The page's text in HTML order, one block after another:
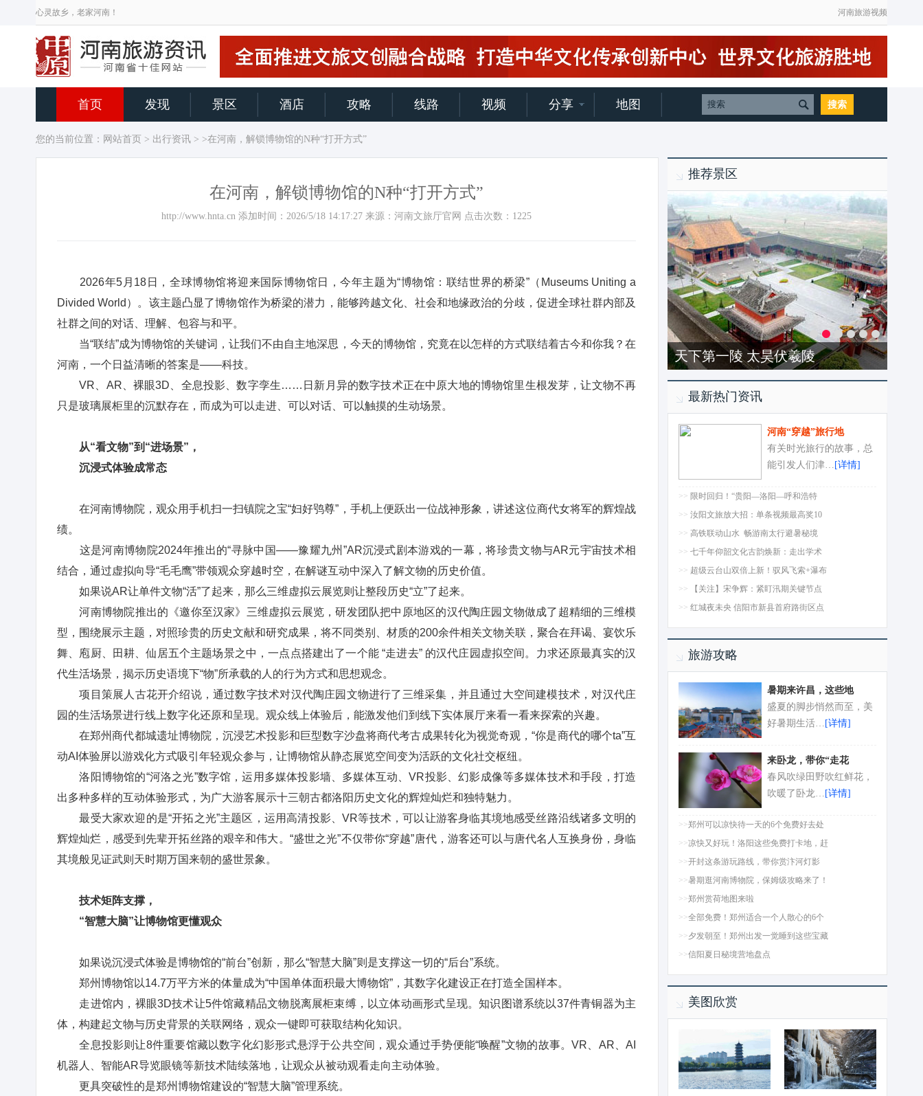
心灵故乡，老家河南！ 河南旅游视频
首页 发现 景区 酒店 攻略 线路 视频 分享 地图
您的当前位置： 网站首页 > 出行资讯 > >在河南，解锁博物馆的N种“打开方式”
在河南，解锁博物馆的N种“打开方式”
http://www.hnta.cn 添加时间：2026/5/18 14:17:27 来源：河南文旅厅官网 点击次数： 1225
2026年5月18日，全球博物馆将迎来国际博物馆日，今年主题为“博物馆：联结世界的桥梁”（Museums Uniting a
Divided World）。该主题凸显了博物馆作为桥梁的潜力，能够跨越文化、社会和地缘政治的分歧，促进全球社群内部及
社群之间的对话、理解、包容与和平。
当“联结”成为博物馆的关键词，让我们不由自主地深思，今天的博物馆，究竟在以怎样的方式联结着古今和你我？在
河南，一个日益清晰的答案是——科技。
VR、AR、裸眼3D、全息投影、数字孪生……日新月异的数字技术正在中原大地的博物馆里生根发芽，让文物不再
只是玻璃展柜里的沉默存在，而成为可以走进、可以对话、可以触摸的生动场景。
从“看文物”到“进场景”，
沉浸式体验成常态
在河南博物院，观众用手机扫一扫镇院之宝“妇好鸮尊”，手机上便跃出一位战神形象，讲述这位商代女将军的辉煌战
绩。
这是河南博物院2024年推出的“寻脉中国——豫耀九州”AR沉浸式剧本游戏的一幕，将珍贵文物与AR元宇宙技术相
结合，通过虚拟向导“毛毛鹰”带领观众穿越时空，在解谜互动中深入了解文物的历史价值。
如果说AR让单件文物“活”了起来，那么三维虚拟云展览则让整段历史“立”了起来。
河南博物院推出的《邀你至汉家》三维虚拟云展览，研发团队把中原地区的汉代陶庄园文物做成了超精细的三维模
型，围绕展示主题，对照珍贵的历史文献和研究成果，将不同类别、材质的200余件相关文物关联，聚合在拜谒、宴饮乐
舞、庖厨、田耕、仙居五个主题场景之中，一点点搭建出了一个能 “走进去” 的汉代庄园虚拟空间。力求还原最真实的汉
代生活场景，揭示历史语境下“物”所承载的人的行为方式和思想观念。
项目策展人古花开介绍说，通过数字技术对汉代陶庄园文物进行了三维采集，并且通过大空间建模技术，对汉代庄
园的生活场景进行线上数字化还原和呈现。观众线上体验后，能激发他们到线下实体展厅来看一看来探索的兴趣。
在郑州商代都城遗址博物院，沉浸艺术投影和巨型数字沙盘将商代考古成果转化为视觉奇观，“你是商代的哪个ta”互
动AI体验屏以游戏化方式吸引年轻观众参与，让博物馆从静态展览空间变为活跃的文化社交枢纽。
洛阳博物馆的“河洛之光”数字馆，运用多媒体投影墙、多媒体互动、VR投影、幻影成像等多媒体技术和手段，打造
出多种多样的互动体验形式，为广大游客展示十三朝古都洛阳历史文化的辉煌灿烂和独特魅力。
最受大家欢迎的是“开拓之光”主题区，运用高清投影、VR等技术，可以让游客身临其境地感受丝路沿线诸多文明的
辉煌灿烂，感受到先辈开拓丝路的艰辛和伟大。“盛世之光”不仅带你“穿越”唐代，游客还可以与唐代名人互换身份，身临
其境般见证武则天时期万国来朝的盛世景象。
技术矩阵支撑，
“智慧大脑”让博物馆更懂观众
如果说沉浸式体验是博物馆的“前台”创新，那么“智慧大脑”则是支撑这一切的“后台”系统。
郑州博物馆以14.7万平方米的体量成为“中国单体面积最大博物馆”，其数字化建设正在打造全国样本。
走进馆内，裸眼3D技术让5件馆藏精品文物脱离展柜束缚，以立体动画形式呈现。知识图谱系统以37件青铜器为主
体，构建起文物与历史背景的关联网络，观众一键即可获取结构化知识。
全息投影则让8件重要馆藏以数字化幻影形式悬浮于公共空间，观众通过手势便能“唤醒”文物的故事。VR、AR、AI
机器人、智能AR导览眼镜等新技术陆续落地，让观众从被动观看走向主动体验。
更具突破性的是郑州博物馆建设的“智慧大脑”管理系统。
推荐景区
天下第一陵 太昊伏羲陵
最新热门资讯
河南“穿越”旅行地
有关时光旅行的故事，总
能引发人们津… [详情]
>> 限时回归！“贵阳—洛阳—呼和浩特
>> 汝阳文旅放大招：单条视频最高奖10
>> 高铁联动山水 畅游南太行避暑秘境
>> 七千年仰韶文化古韵焕新：走出学术
>> 超级云台山双倍上新！驭风飞索+瀑布
>>
【关注】宋争辉：紧盯汛期关键节点
>> 红城夜未央 信阳市新县首府路街区点
旅游攻略
暑期来许昌，这些地
盛夏的脚步悄然而至，美
好暑期生活… [详情]
来卧龙，带你“走花
春风吹绿田野吹红鲜花，
吹暖了卧龙… [详情]
>>郑州可以凉快待一天的6个免费好去处
>>凉快又好玩！洛阳这些免费打卡地，赶
>>开封这条游玩路线，带你赏汴河灯影
>>暑期逛河南博物院，保姆级攻略来了！
>>郑州赏荷地图来啦
>>全部免费！郑州适合一个人散心的6个
>>夕发朝至！郑州出发一觉睡到这些宝藏
>>信阳夏日秘境营地盘点
美图欣赏